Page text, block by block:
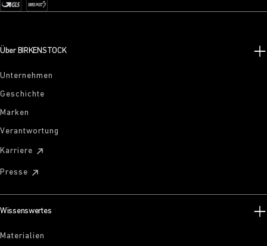
Über BIRKENSTOCK
Unternehmen
Geschichte
Marken
Verantwortung
Karriere
Presse
Wissenswertes
Materialien